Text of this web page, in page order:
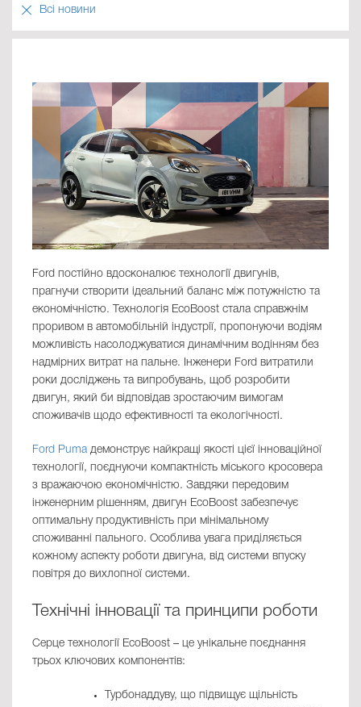
Всі новини
Ford постійно вдосконалює технології двигунів,
прагнучи створити ідеальний баланс між потужністю та
економічністю. Технологія EcoBoost стала справжнім
проривом в автомобільній індустрії, пропонуючи водіям
можливість насолоджуватися динамічним водінням без
надмірних витрат на пальне. Інженери Ford витратили
роки досліджень та випробувань, щоб розробити
двигун, який би відповідав зростаючим вимогам
споживачів щодо ефективності та екологічності.
Ford Puma демонструє найкращі якості цієї інноваційної
технології, поєднуючи компактність міського кросовера
з вражаючою економічністю. Завдяки передовим
інженерним рішенням, двигун EcoBoost забезпечує
оптимальну продуктивність при мінімальному
споживанні пального. Особлива увага приділяється
кожному аспекту роботи двигуна, від системи впуску
повітря до вихлопної системи.
Технічні інновації та принципи роботи
Серце технології EcoBoost – це унікальне поєднання
трьох ключових компонентів:
Турбонаддуву, що підвищує щільність